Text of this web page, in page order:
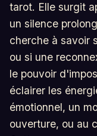
tarot. Elle surgit
un silence
cherche à savoir
ou si une
le pouvoir
éclairer les
émotionnel, un
ouverture, ou au